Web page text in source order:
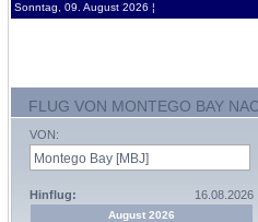
Sonntag, 09. August 2026 ¦
FLUG VON MONTEGO BAY
VON:
Hinflug: 16.08.2026
August 2026